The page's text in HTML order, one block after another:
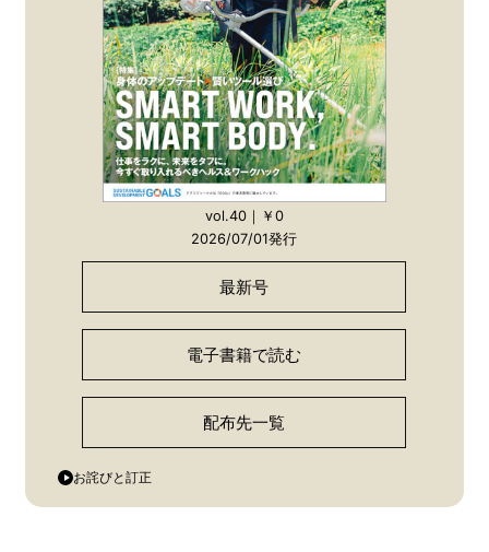
vol.40｜￥0
2026/07/01発行
最新号
電子書籍で読む
配布先一覧
お詫びと訂正